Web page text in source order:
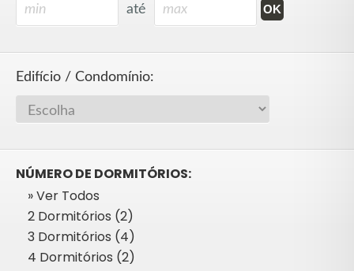
até
Edifício / Condomínio:
NÚMERO DE DORMITÓRIOS:
» Ver Todos
2 Dormitórios (2)
3 Dormitórios (4)
4 Dormitórios (2)